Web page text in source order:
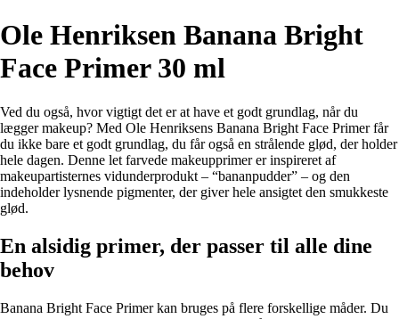
Ole Henriksen Banana Bright
Face Primer 30 ml
Ved du også, hvor vigtigt det er at have et godt grundlag, når du
lægger makeup? Med Ole Henriksens Banana Bright Face Primer får
du ikke bare et godt grundlag, du får også en strålende glød, der holder
hele dagen. Denne let farvede makeupprimer er inspireret af
makeupartisternes vidunderprodukt – “bananpudder” – og den
indeholder lysnende pigmenter, der giver hele ansigtet den smukkeste
glød.
En alsidig primer, der passer til alle dine
behov
Banana Bright Face Primer kan bruges på flere forskellige måder. Du